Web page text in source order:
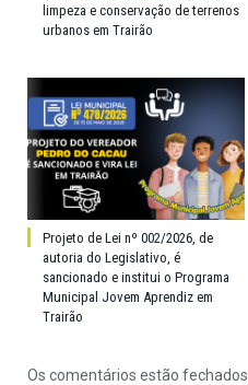
limpeza e conservação de terrenos
urbanos em Trairão
Projeto de Lei nº 002/2026, de
autoria do Legislativo, é
sancionado e institui o Programa
Municipal Jovem Aprendiz em
Trairão
Os comentários estão fechados.